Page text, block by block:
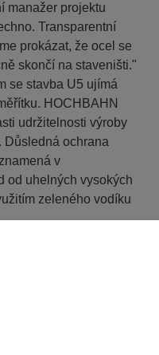
manažer projektu
Transparentní
prokázat, že ocel se
skončí na staveništi."
se stavba U5 ujímá
HOCHBAHN
udržitelnosti výroby
Důsledná ochrana
v
od uhelných vysokých
zeleného vodíku